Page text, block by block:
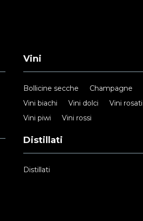
Vini
Bollicine secche
Champagne
Vini biachi
Vini dolci
Vini rosati
Vini piwi
Vini rossi
Distillati
Distillati